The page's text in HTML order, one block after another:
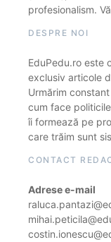
profesionalism.
DESPRE NOI
EduPedu.ro este
exclusiv articole
Urmărim
cum face
îi formează pe
care trăim sunt
CONTACT
Adrese e-mail